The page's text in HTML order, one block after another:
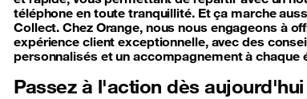
téléphone en toute tranquillité. Et ça marche
Collect. Chez Orange, nous nous engageons à
expérience client exceptionnelle, avec des
personnalisés et un accompagnement à chaque
Passez à l'action dès aujourd'hui